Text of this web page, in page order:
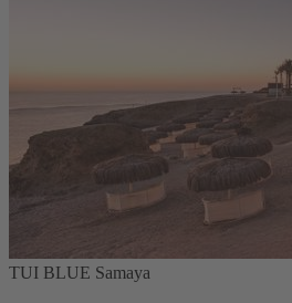
TUI BLUE Samaya